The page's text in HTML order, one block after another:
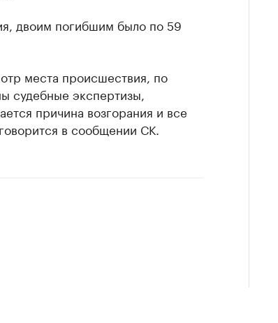
двоим погибшим было по 59
места происшествия, по
судебные экспертизы,
причина возгорания и все
в сообщении СК.